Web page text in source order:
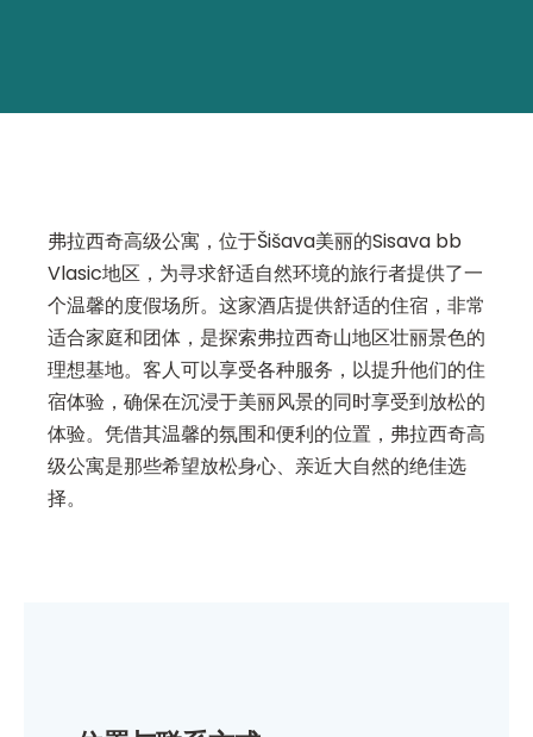
弗拉西奇高级公寓，位于Šišava美丽的Sisava bb
Vlasic地区，为寻求舒适自然环境的旅行者提供了一
个温馨的度假场所。这家酒店提供舒适的住宿，非常
适合家庭和团体，是探索弗拉西奇山地区壮丽景色的
理想基地。客人可以享受各种服务，以提升他们的住
宿体验，确保在沉浸于美丽风景的同时享受到放松的
体验。凭借其温馨的氛围和便利的位置，弗拉西奇高
级公寓是那些希望放松身心、亲近大自然的绝佳选
择。